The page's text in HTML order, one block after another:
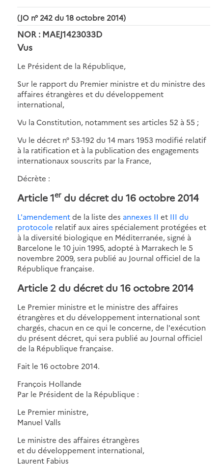
(JO n° 242 du 18 octobre 2014)
NOR : MAEJ1423033D
Vus
Le Président de la République,
Sur le rapport du Premier ministre et du ministre des
affaires étrangères et du développement
international,
Vu la Constitution, notamment ses articles 52 à 55 ;
Vu le décret n° 53-192 du 14 mars 1953 modifié relatif
à la ratification et à la publication des engagements
internationaux souscrits par la France,
Décrète :
Article 1er du décret du 16 octobre 2014
L'amendementde la liste des annexes II et III du
protocole relatif aux aires spécialement protégées et
à la diversité biologique en Méditerranée, signé à
Barcelone le 10 juin 1995, adopté à Marrakech le 5
novembre 2009, sera publié au Journal officiel de la
République française.
Article 2 du décret du 16 octobre 2014
Le Premier ministre et le ministre des affaires
étrangères et du développement international sont
chargés, chacun en ce qui le concerne, de l'exécution
du présent décret, qui sera publié au Journal officiel
de la République française.
Fait le 16 octobre 2014.
François Hollande
Par le Président de la République :
Le Premier ministre,
Manuel Valls
Le ministre des affaires étrangères
et du développement international,
Laurent Fabius